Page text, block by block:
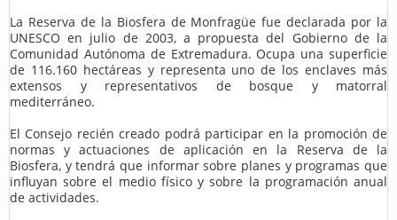
La Reserva de la Biosfera de Monfragüe fue declarada por la
UNESCO en julio de 2003, a propuesta del Gobierno de la
Comunidad Autónoma de Extremadura. Ocupa una superficie
de 116.160 hectáreas y representa uno de los enclaves más
extensos y representativos de bosque y matorral
mediterráneo.
El Consejo recién creado podrá participar en la promoción de
normas y actuaciones de aplicación en la Reserva de la
Biosfera, y tendrá que informar sobre planes y programas que
influyan sobre el medio físico y sobre la programación anual
de actividades.